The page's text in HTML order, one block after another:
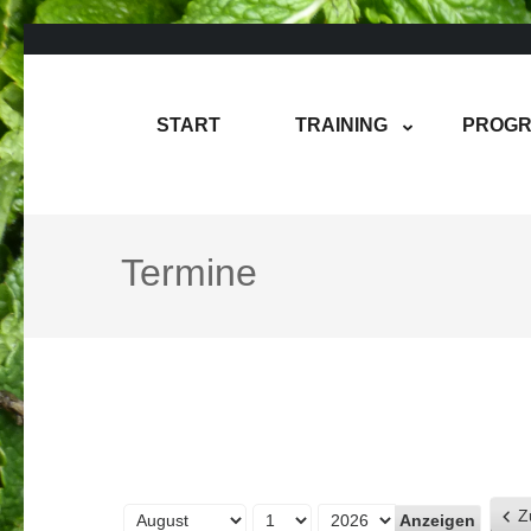
Zum
Inhalt
(Enter
drücken)
START TRAINING
Termine